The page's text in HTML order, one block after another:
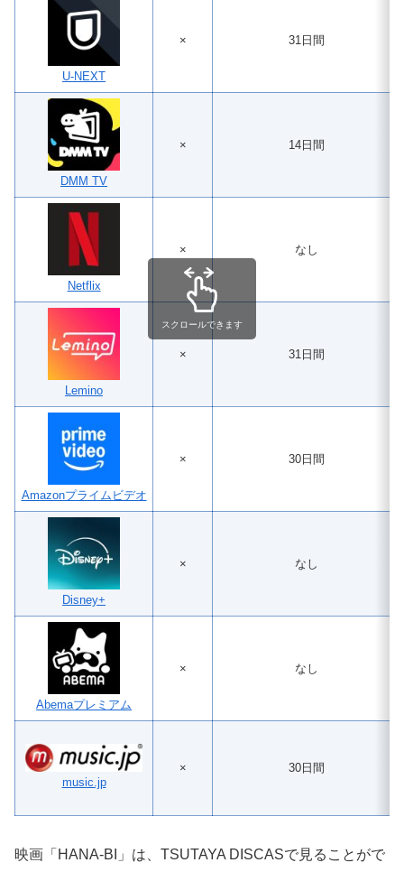
U-NEXT
× 31日間
DMM TV
× 14日間
Netflix
× なし
Lemino
× 31日間
Amazonプライムビデオ
× 30日間
Disney+
× なし
Abemaプレミアム
× なし
music.jp
× 30日間
スクロールできます
映画「HANA-BI」は、TSUTAYA DISCASで見ることがで